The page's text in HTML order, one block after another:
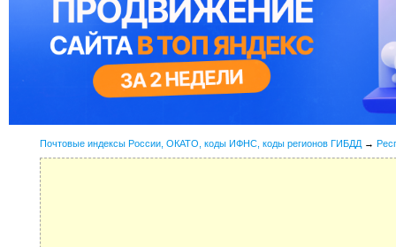
Почтовые индексы России, ОКАТО, коды ИФНС, коды регионов ГИБДД →